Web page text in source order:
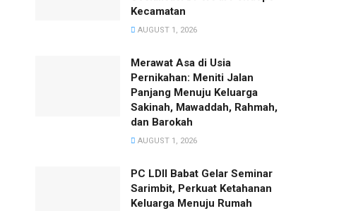
Kecamatan
AUGUST 1, 2026
Merawat Asa di Usia
Pernikahan: Meniti Jalan
Panjang Menuju Keluarga
Sakinah, Mawaddah, Rahmah,
dan Barokah
AUGUST 1, 2026
PC LDII Babat Gelar Seminar
Sarimbit, Perkuat Ketahanan
Keluarga Menuju Rumah